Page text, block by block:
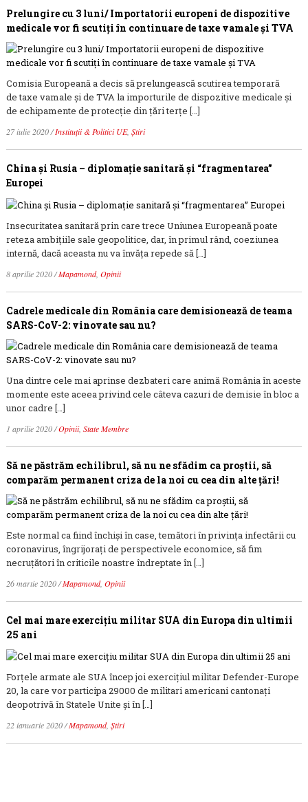
Prelungire cu 3 luni/ Importatorii europeni de dispozitive
medicale vor fi scutiți în continuare de taxe vamale și TVA
Comisia Europeană a decis să prelungească scutirea temporară
de taxe vamale și de TVA la importurile de dispozitive medicale și
de echipamente de protecție din țări terțe […]
27 iulie 2020/Instituții & Politici UE, Știri
China și Rusia – diplomație sanitară și “fragmentarea”
Europei
Insecuritatea sanitară prin care trece Uniunea Europeană poate
reteza ambițiile sale geopolitice, dar, în primul rând, coeziunea
internă, dacă aceasta nu va învăța repede să […]
8 aprilie 2020/Mapamond, Opinii
Cadrele medicale din România care demisionează de teama
SARS-CoV-2: vinovate sau nu?
Una dintre cele mai aprinse dezbateri care animă România în aceste
momente este aceea privind cele câteva cazuri de demisie în bloc a
unor cadre […]
1 aprilie 2020/Opinii, State Membre
Să ne păstrăm echilibrul, să nu ne sfădim ca proștii, să
comparăm permanent criza de la noi cu cea din alte țări!
Este normal ca fiind închiși în case, temători în privința infectării cu
coronavirus, îngrijorați de perspectivele economice, să fim
necruțători în criticile noastre îndreptate în […]
26 martie 2020/Mapamond, Opinii
Cel mai mare exercițiu militar SUA din Europa din ultimii
25 ani
Forțele armate ale SUA încep joi exercițiul militar Defender-Europe
20, la care vor participa 29000 de militari americani cantonați
deopotrivă în Statele Unite și în […]
22 ianuarie 2020/Mapamond, Știri